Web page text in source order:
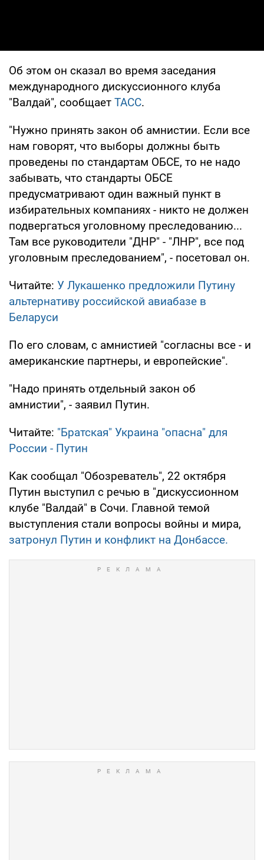
Об этом он сказал во время заседания
международного дискуссионного клуба
"Валдай", сообщает ТАСС.
"Нужно принять закон об амнистии. Если все
нам говорят, что выборы должны быть
проведены по стандартам ОБСЕ, то не надо
забывать, что стандарты ОБСЕ
предусматривают один важный пункт в
избирательных компаниях - никто не должен
подвергаться уголовному преследованию...
Там все руководители "ДНР" - "ЛНР", все под
уголовным преследованием", - посетовал он.
Читайте: У Лукашенко предложили Путину
альтернативу российской авиабазе в
Беларуси
По его словам, с амнистией "согласны все - и
американские партнеры, и европейские".
"Надо принять отдельный закон об
амнистии", - заявил Путин.
Читайте: "Братская" Украина "опасна" для
России - Путин
Как сообщал "Обозреватель", 22 октября
Путин выступил с речью в "дискуссионном
клубе "Валдай" в Сочи. Главной темой
выступления стали вопросы войны и мира,
затронул Путин и конфликт на Донбассе.